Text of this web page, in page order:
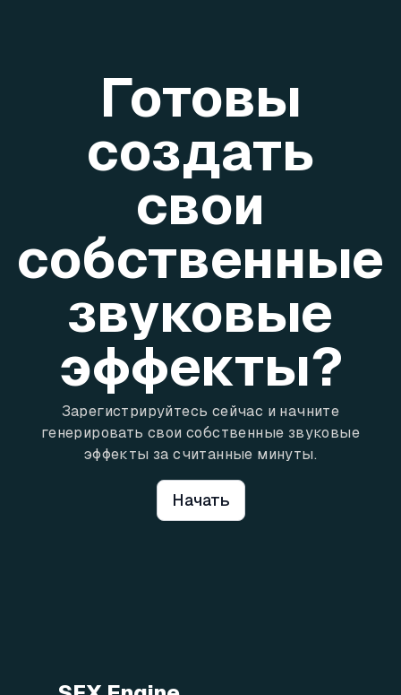
Готовы
создать
свои
собственные
звуковые
эффекты?
Зарегистрируйтесь сейчас и начните
генерировать свои собственные звуковые
эффекты за считанные минуты.
Начать